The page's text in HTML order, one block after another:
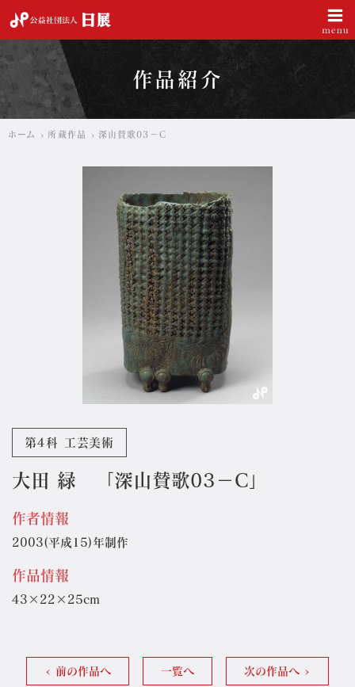
作品紹介
ホーム 所蔵作品 深山賛歌03－C
第4科 工芸美術
大田 緑 「深山賛歌03－C」
作者情報
2003(平成15)年制作
作品情報
43×22×25cm
前の作品へ 一覧へ 次の作品へ